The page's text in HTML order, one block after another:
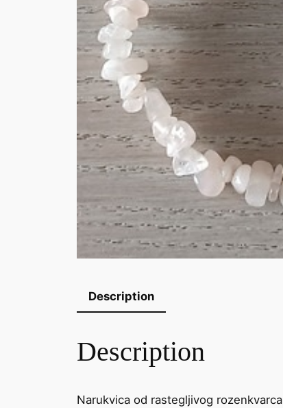
Description
Description
Narukvica od rastegljivog rozenkvarca